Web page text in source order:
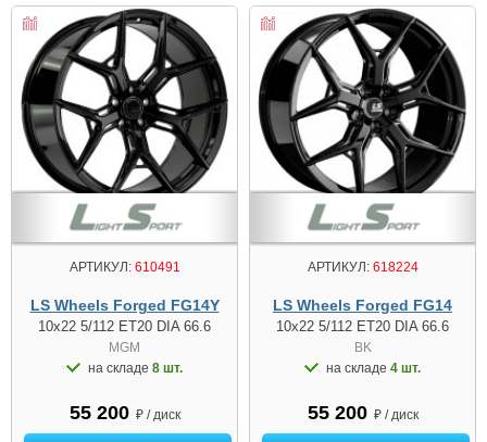
АРТИКУЛ:610491
LS Wheels Forged FG14Y
10x22 5/112 ET20 DIA 66.6
MGM
на складе 8 шт.
55 200 ₽ / диск
АРТИКУЛ:618224
LS Wheels Forged FG14
10x22 5/112 ET20 DIA 66.6
BK
на складе 4 шт.
55 200 ₽ / диск